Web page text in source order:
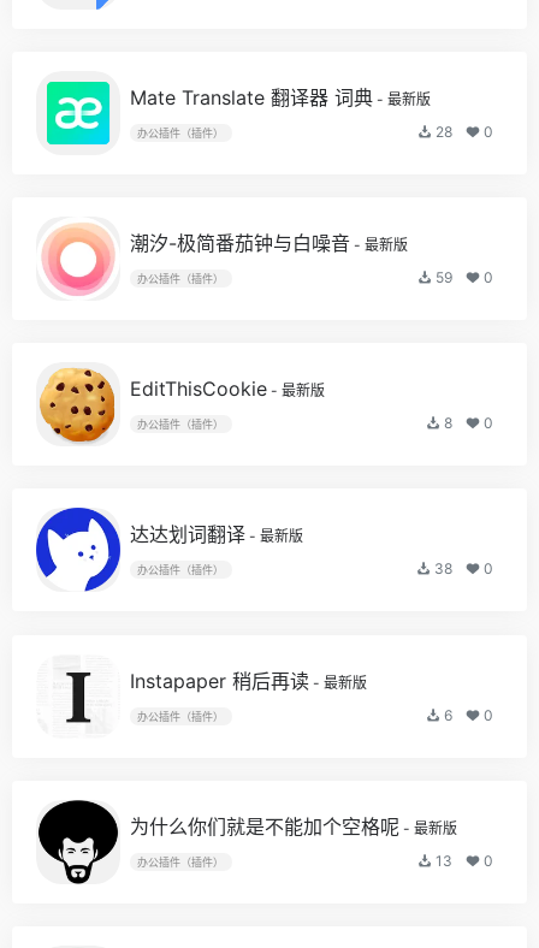
Mate Translate 翻译器 词典 - 最新版
办公插件（插件） 28 0
潮汐-极简番茄钟与白噪音 - 最新版
办公插件（插件） 59 0
EditThisCookie - 最新版
办公插件（插件） 8 0
达达划词翻译 - 最新版
办公插件（插件） 38 0
Instapaper 稍后再读 - 最新版
办公插件（插件） 6 0
为什么你们就是不能加个空格呢 - 最新版
办公插件（插件） 13 0